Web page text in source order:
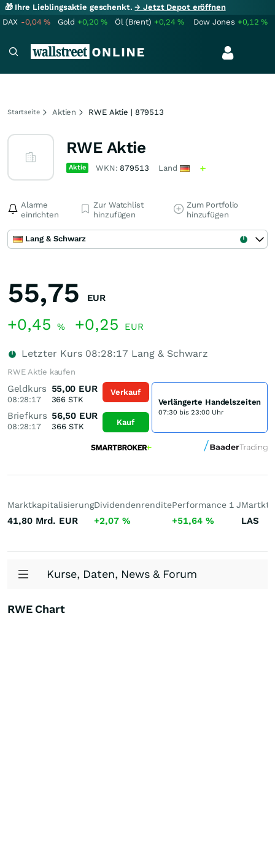
🎁 Ihre Lieblingsaktie geschenkt.→ Jetzt Depot eröffnen
DAX -0,04% Gold +0,20% Öl (Brent) +0,24% Dow Jones +0,12%
Startseite Aktien RWE Aktie | 879513
RWE Aktie
Aktie WKN: 879513 Land
Alarme
einrichten
Zur Watchlist
hinzufügen
Zum Portfolio
hinzufügen
Lang & Schwarz
55,75 EUR
+0,45 % +0,25 EUR
Letzter Kurs 08:28:17 Lang & Schwarz
RWE Aktie kaufen
Geldkurs
08:28:17
55,00 EUR
366 STK
Briefkurs
08:28:17
56,50 EUR
366STK
Verkauf
Kauf
Verlängerte Handelszeiten
07:30 bis 23:00 Uhr
Marktkapitalisierung
41,80 Mrd. EUR
Dividendenrendite
+2,07 %
Performance 1 J
+51,64 % LAS
Kurse, Daten, News & Forum
RWE Chart